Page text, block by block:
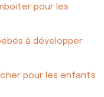
pour les
à développer
pour les enfants